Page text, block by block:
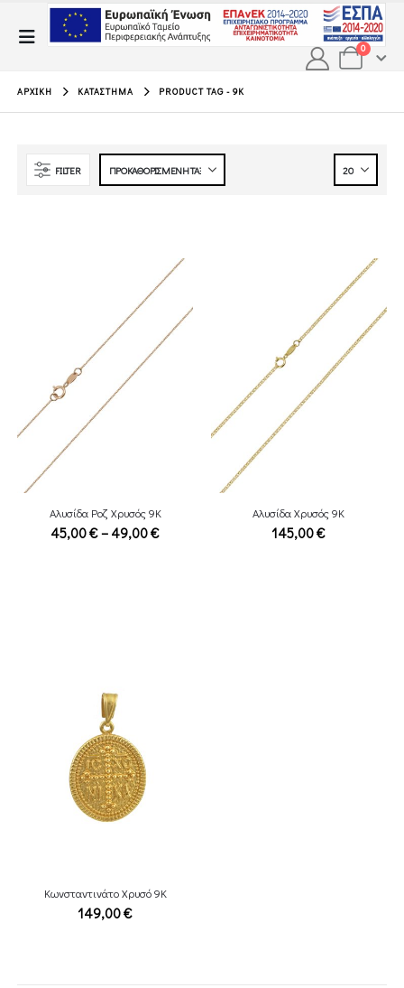
0
ΑΡΧΙΚΉ ΚΑΤΆΣΤΗΜΑ PRODUCT TAG -9Κ
FILTER
Αλυσίδα Ροζ Χρυσός 9Κ
45,00€– 49,00€Price
Αλυσίδα Χρυσός 9Κ
145,00€
Κωνσταντινάτο Χρυσό 9Κ
149,00€